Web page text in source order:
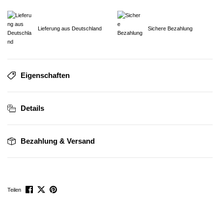
Lieferung aus Deutschland Sichere Bezahlung
Eigenschaften
Details
Bezahlung & Versand
Teilen